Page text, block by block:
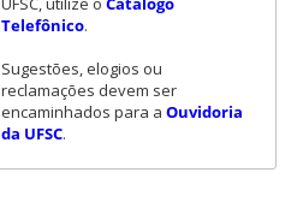
Telefônico.
Sugestões, elogios ou
reclamações devem ser
encaminhados para a Ouvidoria
da UFSC.